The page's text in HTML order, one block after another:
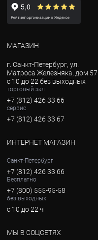
МАГАЗИН
г. Санкт-Петербург, ул.
Матроса Железняка, дом 57
с 10 до 22 без выходных
торговый зал
+7 (812) 426 33 66
сервис
+7 (812) 426 33 67
ИНТЕРНЕТ МАГАЗИН
Санкт-Петербург
+7 (812) 426 33 66
Бесплатно
+7 (800) 555-95-58
без выходных
с 10 до 22 ч
МЫ В СОЦСЕТЯХ